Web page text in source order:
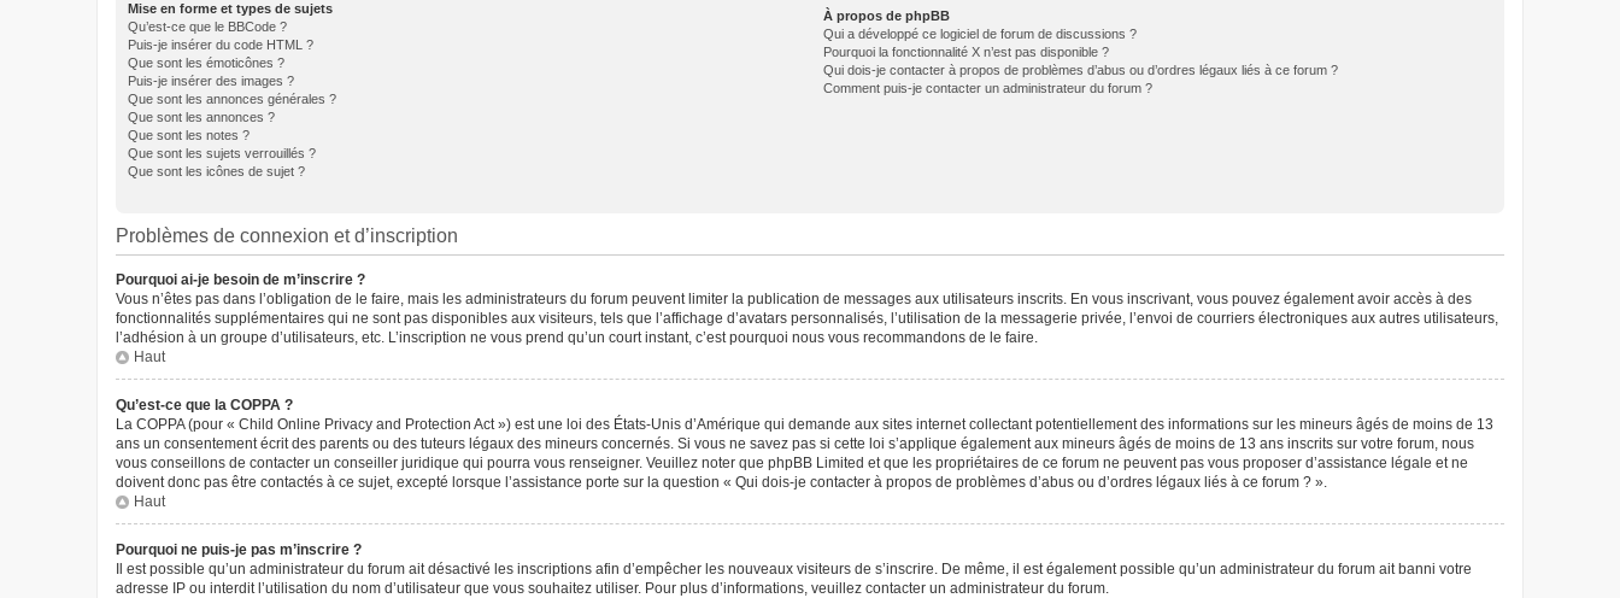
Mise en forme et types de sujets
Qu’est-ce que le BBCode ?
Puis-je insérer du code HTML ?
Que sont les émoticônes ?
Puis-je insérer des images ?
Que sont les annonces générales ?
Que sont les annonces ?
Que sont les notes ?
Que sont les sujets verrouillés ?
Que sont les icônes de sujet ?
À propos de phpBB
Qui a développé ce logiciel de forum de discussions ?
Pourquoi la fonctionnalité X n’est pas disponible ?
Qui dois-je contacter à propos de problèmes d’abus ou d’ordres légaux liés à ce forum ?
Comment puis-je contacter un administrateur du forum ?
Problèmes de connexion et d’inscription
Pourquoi ai-je besoin de m’inscrire ?
Vous n’êtes pas dans l’obligation de le faire, mais les administrateurs du forum peuvent limiter la publication de messages aux utilisateurs inscrits. En vous inscrivant, vous pouvez également avoir accès à des
fonctionnalités supplémentaires qui ne sont pas disponibles aux visiteurs, tels que l’affichage d’avatars personnalisés, l’utilisation de la messagerie privée, l’envoi de courriers électroniques aux autres utilisateurs,
l’adhésion à un groupe d’utilisateurs, etc. L’inscription ne vous prend qu’un court instant, c’est pourquoi nous vous recommandons de le faire.
Haut
Qu’est-ce que la COPPA ?
La COPPA (pour « Child Online Privacy and Protection Act ») est une loi des États-Unis d’Amérique qui demande aux sites internet collectant potentiellement des informations sur les mineurs âgés de moins de 13
ans un consentement écrit des parents ou des tuteurs légaux des mineurs concernés. Si vous ne savez pas si cette loi s’applique également aux mineurs âgés de moins de 13 ans inscrits sur votre forum, nous
vous conseillons de contacter un conseiller juridique qui pourra vous renseigner. Veuillez noter que phpBB Limited et que les propriétaires de ce forum ne peuvent pas vous proposer d’assistance légale et ne
doivent donc pas être contactés à ce sujet, excepté lorsque l’assistance porte sur la question « Qui dois-je contacter à propos de problèmes d’abus ou d’ordres légaux liés à ce forum ? ».
Haut
Pourquoi ne puis-je pas m’inscrire ?
Il est possible qu’un administrateur du forum ait désactivé les inscriptions afin d’empêcher les nouveaux visiteurs de s’inscrire. De même, il est également possible qu’un administrateur du forum ait banni votre
adresse IP ou interdit l’utilisation du nom d’utilisateur que vous souhaitez utiliser. Pour plus d’informations, veuillez contacter un administrateur du forum.